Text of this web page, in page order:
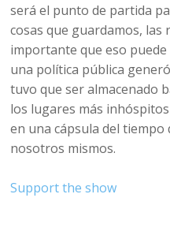
será el punto de partida
cosas que guardamos, las
importante que eso
una política pública
tuvo que ser almacenado
los lugares más
en una cápsula del
nosotros mismos.
Support the show